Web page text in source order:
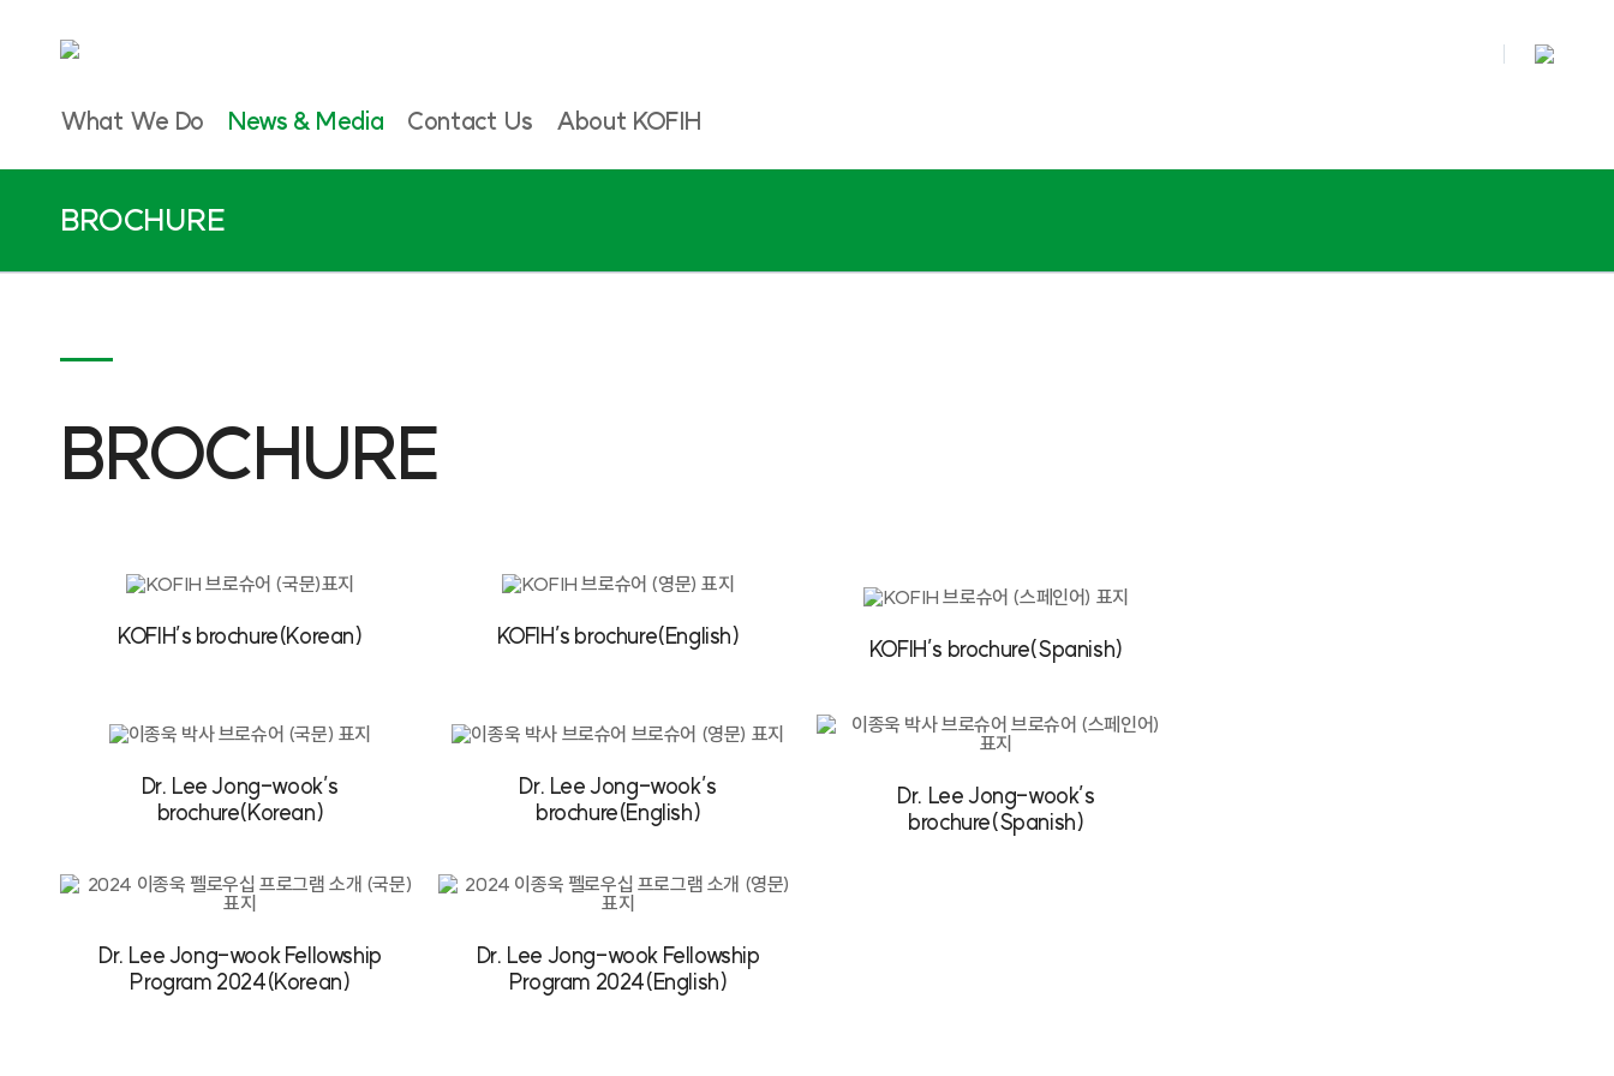
What We Do News & Media Contact Us About KOFIH
BROCHURE
BROCHURE
KOFIH’s brochure(Korean) KOFIH’s brochure(English) KOFIH’s brochure(Spanish)
Dr. Lee Jong-wook’s
brochure(Korean)
Dr. Lee Jong-wook’s
brochure(English)
Dr. Lee Jong-wook’s
brochure(Spanish)
Dr. Lee Jong-wook Fellowship
Program 2024(Korean)
Dr. Lee Jong-wook Fellowship
Program 2024(English)